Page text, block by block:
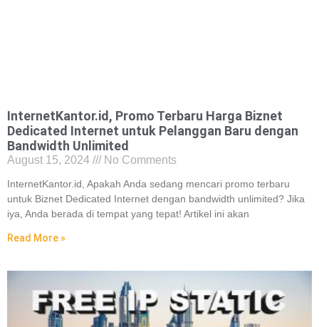
InternetKantor.id, Promo Terbaru Harga Biznet
Dedicated Internet untuk Pelanggan Baru dengan
Bandwidth Unlimited
August 15, 2024 No Comments
InternetKantor.id, Apakah Anda sedang mencari promo terbaru
untuk Biznet Dedicated Internet dengan bandwidth unlimited? Jika
iya, Anda berada di tempat yang tepat! Artikel ini akan
Read More »